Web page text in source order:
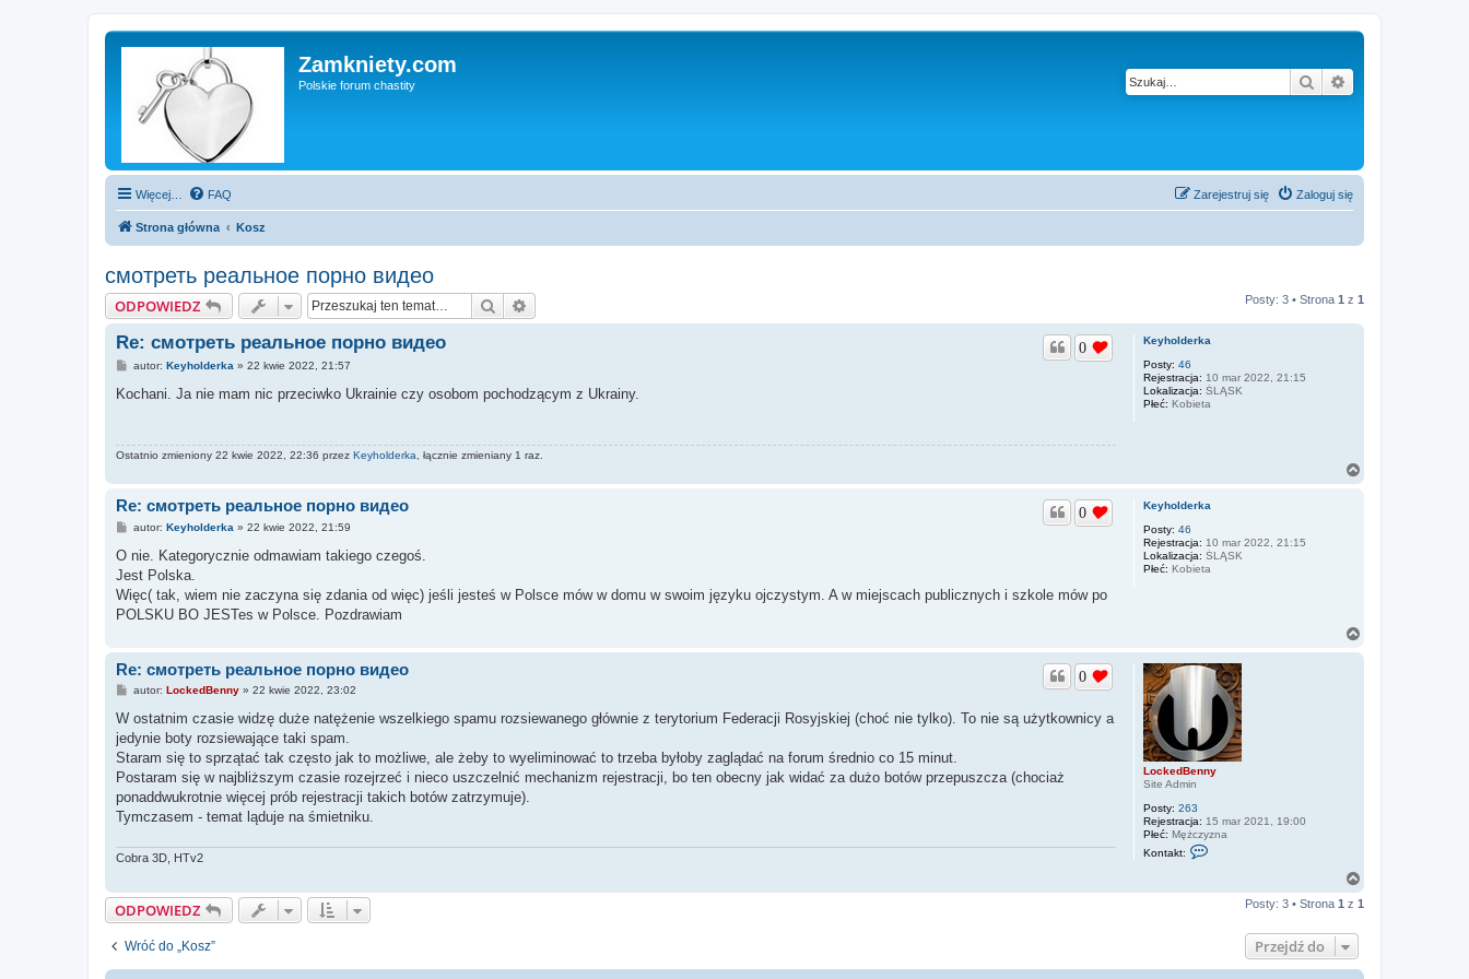
Zamkniety.com
Polskie forum chastity Szukaj
Więcej… FAQ Zaloguj się
Zarejestruj się
Strona główna Kosz
смотреть реальное порно видео
ODPOWIEDZ Szukaj Posty: 3 • Strona 1 z 1
Keyholderka
Posty: 46
Rejestracja: 10 mar 2022, 21:15
Lokalizacja: ŚLĄSK
Płeć: Kobieta
Re: смотреть реальное порно видео 0
P
s
autor: Keyholderka » 22 kwie 2022, 21:57
Kochani. Ja nie mam nic przeciwko Ukrainie czy osobom pochodzącym z Ukrainy.
Ostatnio zmieniony 22 kwie 2022, 22:36 przez Keyholderka , łącznie zmieniany 1 raz.
Keyholderka
Posty: 46
Rejestracja: 10 mar 2022, 21:15
Lokalizacja: ŚLĄSK
Płeć: Kobieta
Re: смотреть реальное порно видео 0
P
s
autor: Keyholderka » 22 kwie 2022, 21:59
O nie. Kategorycznie odmawiam takiego czegoś.
Jest Polska.
Więc( tak, wiem nie zaczyna się zdania od więc) jeśli jesteś w Polsce mów w domu w swoim języku ojczystym. A w miejscach publicznych i szkole mów po
POLSKU BO JESTes w Polsce. Pozdrawiam
LockedBenny
Site Admin
Posty: 263
Rejestracja: 15 mar 2021, 19:00
Płeć: Mężczyzna
Kontakt:
Re: смотреть реальное порно видео 0
P
s
autor: LockedBenny» 22 kwie 2022, 23:02
W ostatnim czasie widzę duże natężenie wszelkiego spamu rozsiewanego głównie z terytorium Federacji Rosyjskiej (choć nie tylko). To nie są użytkownicy a
jedynie boty rozsiewające taki spam.
Staram się to sprzątać tak często jak to możliwe, ale żeby to wyeliminować to trzeba byłoby zaglądać na forum średnio co 15 minut.
Postaram się w najbliższym czasie rozejrzeć i nieco uszczelnić mechanizm rejestracji, bo ten obecny jak widać za dużo botów przepuszcza (chociaż
ponaddwukrotnie więcej prób rejestracji takich botów zatrzymuje).
Tymczasem - temat ląduje na śmietniku.
Cobra 3D, HTv2
g
ODPOWIEDZ Posty: 3 • Strona 1 z 1
Wróć do „Kosz” Przejdź do